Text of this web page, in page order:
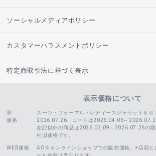
ソーシャルメディアポリシー
カスタマーハラスメントポリシー
特定商取引法に基づく表示
表示価格について
価格
スーツ・フォーマル・レディースジャケット＆
2026.07.26、コートは2026.04.06～
左記以外の商品は2026.02.09～2026.07.26の期
社旧価格です。
WEB価格
AOKIオンラインショップでの販売価格。※店頭と